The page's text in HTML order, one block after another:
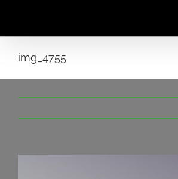
img_4755